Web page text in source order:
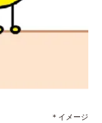
＊イメージ